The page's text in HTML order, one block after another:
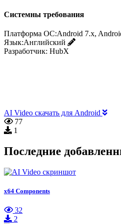
Системны требования
Платформа ОС:Android 7.x,
Язык:Английский
Разработчик: HubX
AI Video скачать для Android
77
1
Последние
x64 Components
32
2